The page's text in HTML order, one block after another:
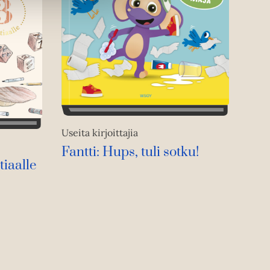
Useita kirjoittajia
Fantti: Hups, tuli sotku!